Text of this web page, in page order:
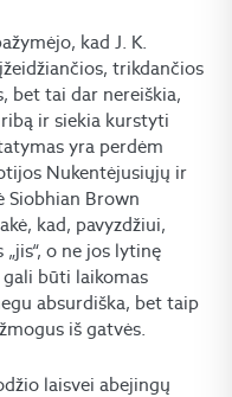
kad J. K.
trikdančios
bet tai dar nereiškia,
ir siekia kurstyti
yra perdėm
Nukentėjusiųjų ir
Siobhian Brown
kad, pavyzdžiui,
o ne jos lytinę
būti laikomas
absurdiška, bet taip
iš gatvės.
laisvei abejingų